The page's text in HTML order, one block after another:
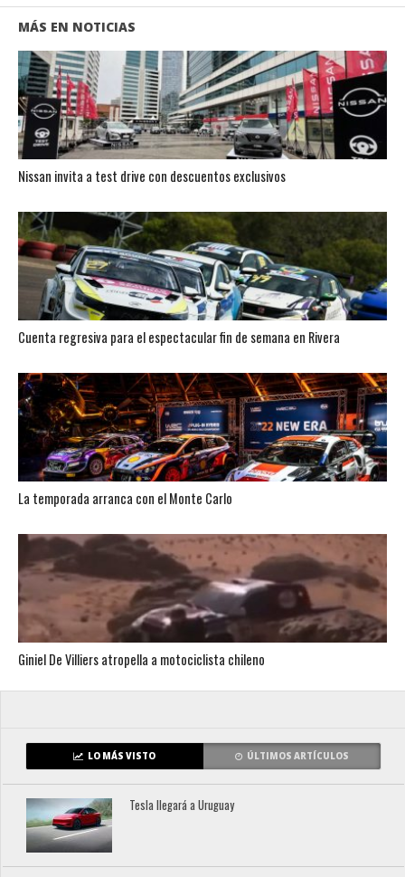
MÁS EN NOTICIAS
Nissan invita a test drive con descuentos exclusivos
Cuenta regresiva para el espectacular fin de semana en Rivera
La temporada arranca con el Monte Carlo
Giniel De Villiers atropella a motociclista chileno
LO MÁS VISTO ÚLTIMOS ARTÍCULOS
Tesla llegará a Uruguay